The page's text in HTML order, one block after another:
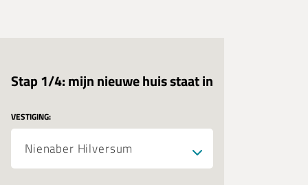
Stap 1/4: mijn nieuwe huis staat in
VESTIGING: